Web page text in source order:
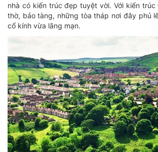
nhà có kiến trúc đẹp tuyệt vời. Với kiến trúc
thờ, bảo tàng, những tòa tháp nơi đây phủ
cổ kính vừa lãng mạn.